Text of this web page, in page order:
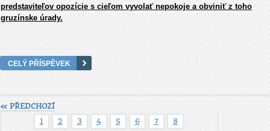
predstaviteľov opozície s cieľom vyvolať nepokoje a obviniť z toho
gruzínske úrady.
CELÝ PŘÍSPĚVEK
« PŘEDCHOZÍ
1
2 3 4 5 6 7 8